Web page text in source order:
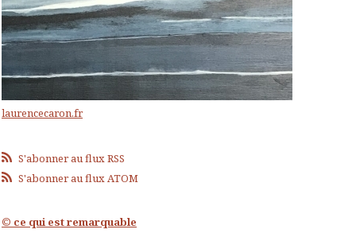
laurencecaron.fr
S'abonner au flux RSS
S'abonner au flux ATOM
© ce qui est remarquable